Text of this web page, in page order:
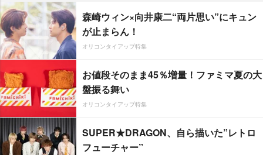
森崎ウィン×向井康二“両片思い”にキュン
が止まらん！
オリコンタイアップ特集
お値段そのまま45％増量！ファミマ夏の大
盤振る舞い
オリコンタイアップ特集
SUPER★DRAGON、自ら描いた”レトロ
フューチャー”